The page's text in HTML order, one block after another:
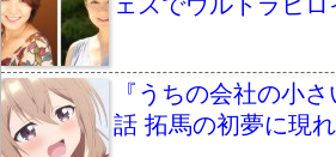
『うちの会社の小
話 拓馬の初夢に現